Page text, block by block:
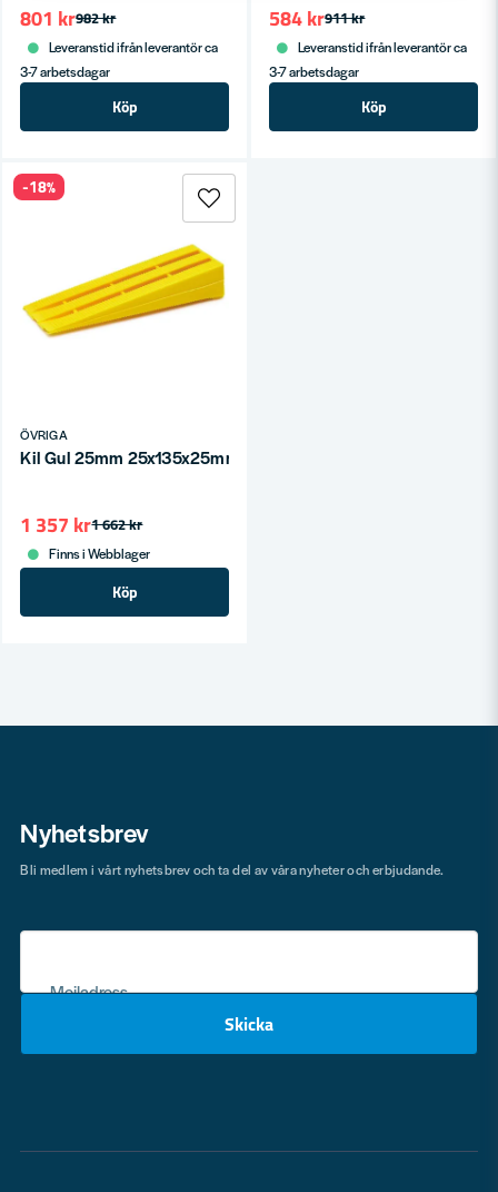
982 kr
801 kr
Leveranstid ifrån leverantör ca
3-7 arbetsdagar
Köp
911 kr
584 kr
Leveranstid ifrån leverantör ca
3-7 arbetsdagar
Köp
ÖVRIGA
Kil Gul 25mm 25x135x25mm (250st/frp)
1 662 kr
1 357 kr
Finns i Webblager
Köp
-18%
Nyhetsbrev
Mejladress
Skicka
Bli medlem i vårt nyhetsbrev och ta del av våra nyheter och erbjudande.